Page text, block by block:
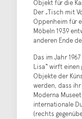
Objekt für die
Der „Tisch mit
Oppenheim für
Möbeln 1939
anderen Ende
Das im Jahr
Lisa“ wirft
Objekte der
werden, dass ihr
Moderna
internationale
(rechts